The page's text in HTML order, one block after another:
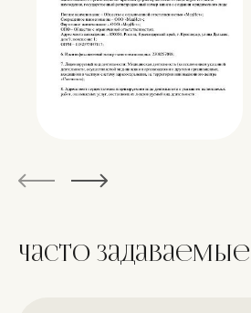
Часто задаваемые